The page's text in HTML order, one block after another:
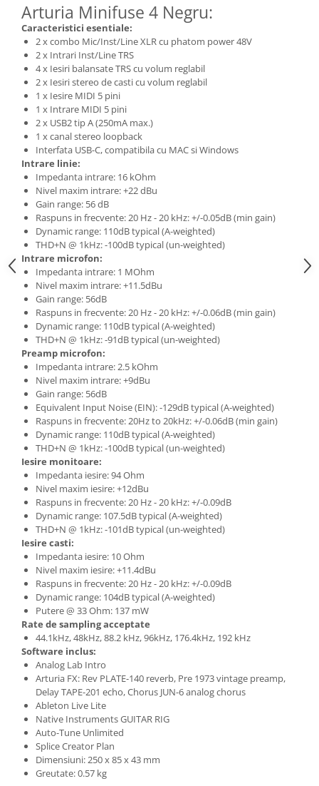
Controllere MIDI - USB DAW
Controllere monitoare de studio
Convertoare AD/DA
Interfete audio
Interfete MIDI si Cabluri Midi-USB
Microfoane de studio
Monitoare de studio
Pop filtre
Preamplificatoare
Protectii antifonice pentru urechi
Rack studio
Recordere de studio
Recordere portabile
Sintetizatoare
Standuri si stative de monitoare
Subwoofere de studio
Tratament acustic
Lumini si efecte
Accesorii pentru lumini
Bare Led
Cabluri de Alimentare
Case-uri de lumini
Comenzi si controllere
Ecrane LED
Efecte de lumini
Lasere
Masini de fum si ceata
Mixere DMX
Moving Head-uri
Par Led si Pinspot
Proiectoare
Scene şi Ring-uri de Dans
Stative si schela lumini
Instrumente Muzicale
Chitare si bass
Claviaturi
Instrumente cu arcus
Instrumente de percutie
Instrumente de suflat
Instrumente si jucarii pentru copii
Instrumente traditionale
Arturia Minifuse 4 Negru:
Caracteristici esentiale:
2 x combo Mic/Inst/Line XLR cu phatom power 48V
2 x Intrari Inst/Line TRS
4 x Iesiri balansate TRS cu volum reglabil
2 x Iesiri stereo de casti cu volum reglabil
1 x Iesire MIDI 5 pini
1 x Intrare MIDI 5 pini
2 x USB2 tip A (250mA max.)
1 x canal stereo loopback
Interfata USB-C, compatibila cu MAC si Windows
Intrare linie:
Impedanta intrare: 16 kOhm
Nivel maxim intrare: +22 dBu
Gain range: 56 dB
Raspuns in frecvente: 20 Hz - 20 kHz: +/-0.05dB (min gain)
Dynamic range: 110dB typical (A-weighted)
THD+N @ 1kHz: -100dB typical (un-weighted)
Intrare microfon:
Impedanta intrare: 1 MOhm
Nivel maxim intrare: +11.5dBu
Gain range: 56dB
Raspuns in frecvente: 20 Hz - 20 kHz: +/-0.06dB (min gain)
Dynamic range: 110dB typical (A-weighted)
THD+N @ 1kHz: -91dB typical (un-weighted)
Preamp microfon:
Impedanta intrare: 2.5 kOhm
Nivel maxim intrare: +9dBu
Gain range: 56dB
Equivalent Input Noise (EIN): -129dB typical (A-weighted)
Raspuns in frecvente: 20Hz to 20kHz: +/-0.06dB (min gain)
Dynamic range: 110dB typical (A-weighted)
THD+N @ 1kHz: -100dB typical (un-weighted)
Iesire monitoare:
Impedanta iesire: 94 Ohm
Nivel maxim iesire: +12dBu
Raspuns in frecvente: 20 Hz - 20 kHz: +/-0.09dB
Dynamic range: 107.5dB typical (A-weighted)
THD+N @ 1kHz: -101dB typical (un-weighted)
Iesire casti:
Impedanta iesire: 10 Ohm
Nivel maxim iesire: +11.4dBu
Raspuns in frecvente: 20 Hz - 20 kHz: +/-0.09dB
Dynamic range: 104dB typical (A-weighted)
Putere @ 33 Ohm: 137 mW
Rate de sampling acceptate
44.1kHz, 48kHz, 88.2 kHz, 96kHz, 176.4kHz, 192 kHz
Software inclus:
Analog Lab Intro
Arturia FX: Rev PLATE-140 reverb, Pre 1973 vintage preamp,
Delay TAPE-201 echo, Chorus JUN-6 analog chorus
Ableton Live Lite
Native Instruments GUITAR RIG
Auto-Tune Unlimited
Splice Creator Plan
Dimensiuni: 250 x 85 x 43 mm
Greutate: 0.57 kg